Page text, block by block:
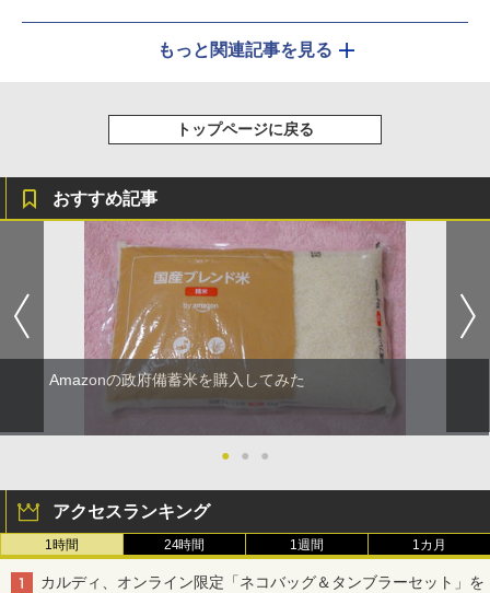
もっと関連記事を見る
トップページに戻る
おすすめ記事
Amazonの政府備蓄米を購入してみた
● ● ●
アクセスランキング
1時間 24時間 1週間 1カ月
カルディ、オンライン限定「ネコバッグ＆タンブラーセット」を